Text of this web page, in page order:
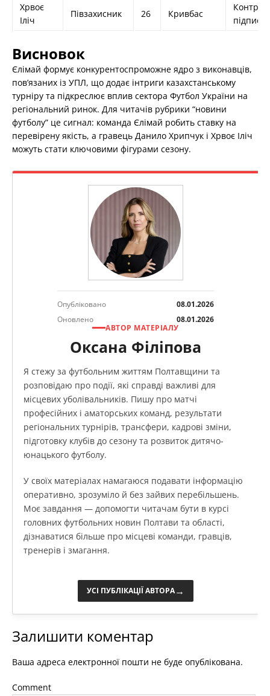
Хрвоє
Іліч
Півзахисник 26 Кривбас
Висновок
Єлімай формує конкурентоспроможне ядро з виконавців,
пов’язаних із УПЛ, що додає інтриги казахстанському
турніру та підкреслює вплив сектора Футбол України на
регіональний ринок. Для читачів рубрики “новини
футболу” це сигнал: команда Єлімай робить ставку на
перевірену якість, а гравець Данило Хрипчук і Хрвоє Іліч
можуть стати ключовими фігурами сезону.
Опубліковано
08.01.2026
Оновлено
08.01.2026
АВТОР МАТЕРІАЛУ
Оксана Філіпова
Я стежу за футбольним життям Полтавщини та
розповідаю про події, які справді важливі для
місцевих уболівальників. Пишу про матчі
професійних і аматорських команд, результати
регіональних турнірів, трансфери, кадрові зміни,
підготовку клубів до сезону та розвиток дитячо-
юнацького футболу.
У своїх матеріалах намагаюся подавати інформацію
оперативно, зрозуміло й без зайвих перебільшень.
Моє завдання — допомогти читачам бути в курсі
головних футбольних новин Полтави та області,
дізнаватися більше про місцеві команди, гравців,
тренерів і змагання.
УСІ ПУБЛІКАЦІЇ АВТОРА→
Залишити коментар
Ваша адреса електронної пошти не буде опублікована.
Comment